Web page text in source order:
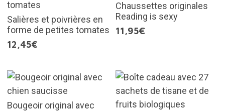
Salières et poivrières en
forme de petites tomates
12,45€
Chaussettes originales
Reading is sexy
11,95€
Bougeoir original avec